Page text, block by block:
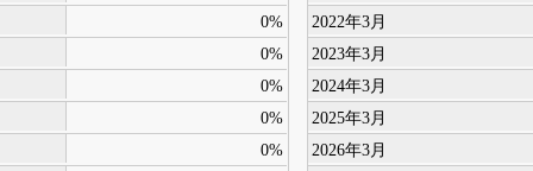
0%
0%
0%
0%
0%
2022年3月
2023年3月
2024年3月
2025年3月
2026年3月